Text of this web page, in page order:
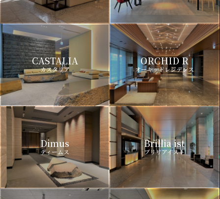
CASTALIA
カスタリア
ORCHID R
オーキッドレジデンス
Dimus
ディームス
Brillia ist
ブリリアイスト